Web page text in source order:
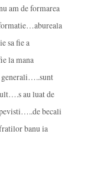
am de formarea
sa fie a
la mana
au luat de
becali
banu ia